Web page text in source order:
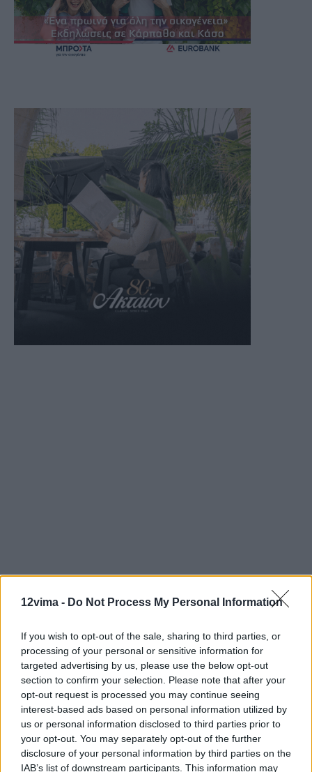
12vima - Do Not Process My Personal Information
If you wish to opt-out of the sale, sharing to third parties, or
processing of your personal or sensitive information for
targeted advertising by us, please use the below opt-out
section to confirm your selection. Please note that after your
opt-out request is processed you may continue seeing
interest-based ads based on personal information utilized by
us or personal information disclosed to third parties prior to
your opt-out. You may separately opt-out of the further
disclosure of your personal information by third parties on the
IAB’s list of downstream participants. This information may